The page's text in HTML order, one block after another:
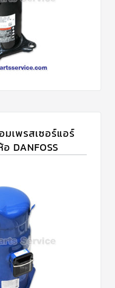
มเพรสเซอร์แอร์
DANFOSS